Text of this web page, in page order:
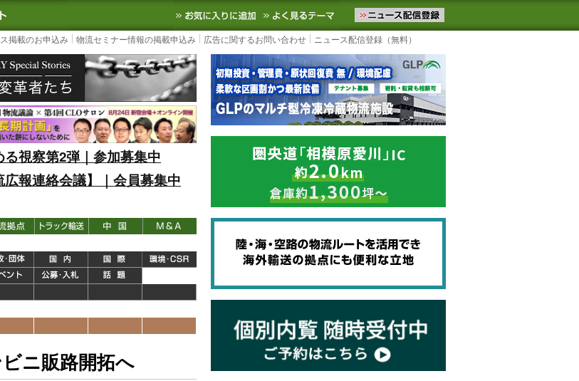
大の物流ニュースサイト3PL, SCMなど国内外の最新の物流ニュースをお届けします。物流ニュースメール配信を登録す
お気に入りに追加 よく見るテーマ
掲載のお申込み 物流セミナー情報の掲載申込み 広告に関するお問い合わせ ニュース配信登録（無料）
視察第2弾｜参加募集中
報連絡会議】｜会員募集中
ニ販路開拓へ